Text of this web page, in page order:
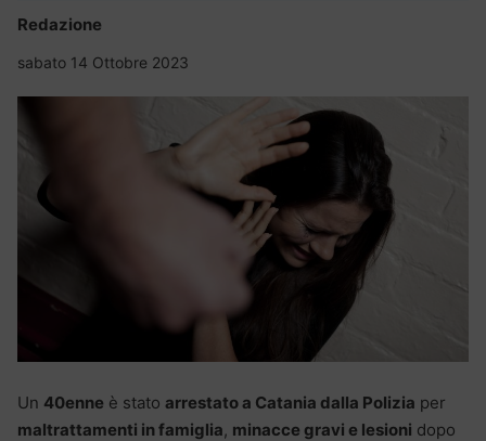
Redazione
sabato 14 Ottobre 2023
Un 40enne è stato arrestato a Catania dalla Polizia per
maltrattamenti in famiglia, minacce gravi e lesioni dopo